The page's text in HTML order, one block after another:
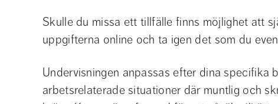
Skulle du missa ett tillfälle finns möjlighet att
uppgifterna online och ta igen det som du
Undervisningen anpassas efter dina specifika
arbetsrelaterade situationer där muntlig och